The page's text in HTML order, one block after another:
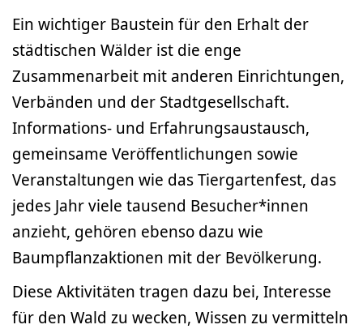
Ein wichtiger Baustein für den Erhalt der
städtischen Wälder ist die enge
Zusammenarbeit mit anderen Einrichtungen,
Verbänden und der Stadtgesellschaft.
Informations- und Erfahrungsaustausch,
gemeinsame Veröffentlichungen sowie
Veranstaltungen wie das Tiergartenfest, das
jedes Jahr viele tausend Besucher*innen
anzieht, gehören ebenso dazu wie
Baumpflanzaktionen mit der Bevölkerung.
Diese Aktivitäten tragen dazu bei, Interesse
für den Wald zu wecken, Wissen zu vermitteln